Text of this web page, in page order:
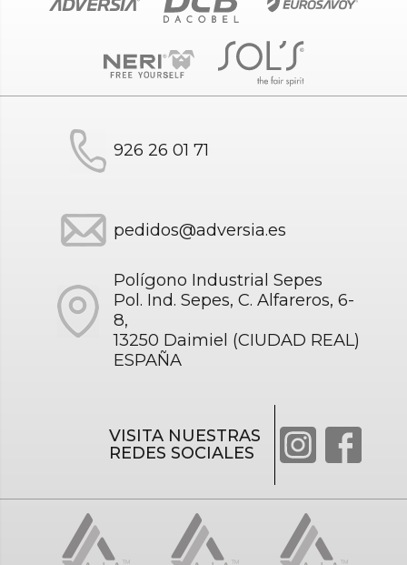
926 26 01 71
pedidos@adversia.es
Polígono Industrial Sepes
Pol. Ind. Sepes, C. Alfareros, 6-
8,
13250 Daimiel (CIUDAD REAL)
ESPAÑA
VISITA NUESTRAS
REDES SOCIALES